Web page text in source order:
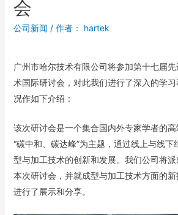
会
公司新闻 / 作者： hartek
广州市哈尔技术有限公司将参加第十七届
术国际研讨会，对此我们进行了深入的学
况作如下介绍：
该次研讨会是一个集合国内外专家学者的
“碳中和、碳达峰”为主题，通过线上与线
型与加工技术的创新和发展。我们公司将
本次研讨会，并就成型与加工技术方面的
进行了展示和分享。